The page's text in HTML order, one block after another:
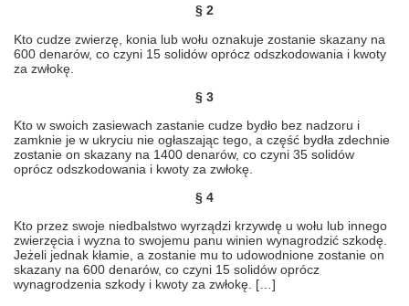
§ 2
Kto cudze zwierzę, konia lub wołu oznakuje zostanie skazany na
600 denarów, co czyni 15 solidów oprócz odszkodowania i kwoty
za zwłokę.
§ 3
Kto w swoich zasiewach zastanie cudze bydło bez nadzoru i
zamknie je w ukryciu nie ogłaszając tego, a część bydła zdechnie
zostanie on skazany na 1400 denarów, co czyni 35 solidów
oprócz odszkodowania i kwoty za zwłokę.
§ 4
Kto przez swoje niedbalstwo wyrządzi krzywdę u wołu lub innego
zwierzęcia i wyzna to swojemu panu winien wynagrodzić szkodę.
Jeżeli jednak kłamie, a zostanie mu to udowodnione zostanie on
skazany na 600 denarów, co czyni 15 solidów oprócz
wynagrodzenia szkody i kwoty za zwłokę. […]